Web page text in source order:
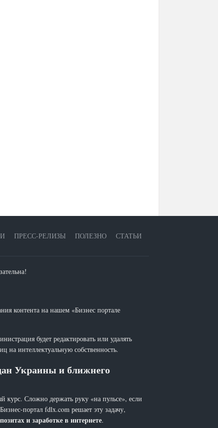
ПРЕСС-РЕЛИЗЫ ПОЛЕЗНО СТАТЬИ
контента на нашем «Бизнес портале
будет редактировать или удалять
на интеллектуальную собственность.
Украины и ближнего
курс. Сложно держать руку «на пульсе», если
портал fdlx.com решает эту задачу,
и заработке в интернете.